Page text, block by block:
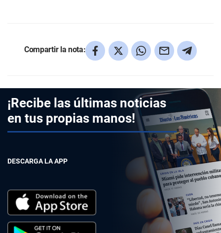
Compartir la nota:
¡Recibe las últimas noticias
en tus propias manos!
DESCARGA LA APP